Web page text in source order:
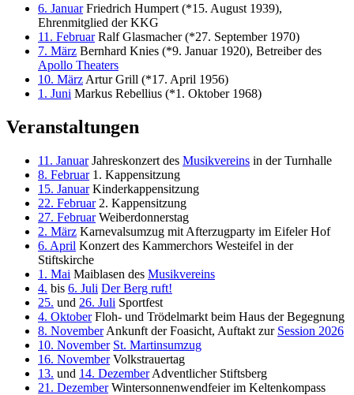
6. JanuarFriedrich Humpert (*15. August 1939),
Ehrenmitglied der KKG
11. FebruarRalf Glasmacher (*27. September 1970)
7. März Bernhard Knies (*9. Januar 1920), Betreiber des
Apollo Theaters
10. März Artur Grill (*17. April 1956)
1. Juni Markus Rebellius (*1. Oktober 1968)
Veranstaltungen
11. JanuarJahreskonzert des Musikvereins in der Turnhalle
8. Februar1. Kappensitzung
15. JanuarKinderkappensitzung
22. Februar2. Kappensitzung
27. FebruarWeiberdonnerstag
2. März Karnevalsumzug mit Afterzugparty im Eifeler Hof
6. April Konzert des Kammerchors Westeifel in der
Stiftskirche
1. Mai Maiblasen des Musikvereins
4. bis 6. Juli Der Berg ruft!
25. und 26. Juli Sportfest
4. OktoberFloh- und Trödelmarkt beim Haus der Begegnung
8. NovemberAnkunft der Foasicht, Auftakt zur Session 2026
10. November St. Martinsumzug
16. NovemberVolkstrauertag
13. und 14. DezemberAdventlicher Stiftsberg
21. DezemberWintersonnenwendfeier im Keltenkompass